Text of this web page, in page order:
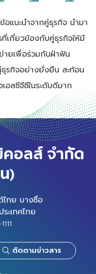
อแนะนำจากคู่ธุรกิจ นำมา
เกี่ยวข้องกับคู่ธุรกิจให้มี
ายเพื่อร่วมกันฝ่าฟัน
กิจอย่างยั่งยืน สะท้อน
อสซีจีซีในระดับดีมาก
คอลส์ จำกัด
)
ไทย บางซื่อ
ะเทศไทย
ติดตามข่าวสาร